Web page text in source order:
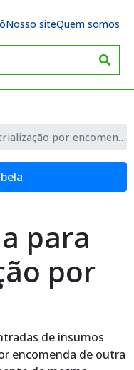
Nosso siteQuem somos
por encomenda
para
por
de insumos
encomenda de outra